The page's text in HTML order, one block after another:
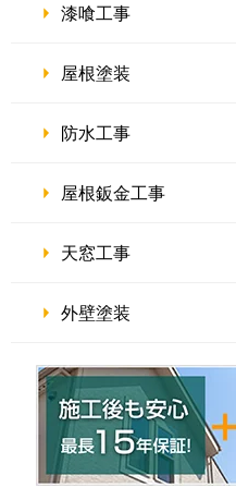
漆喰工事
屋根塗装
防水工事
屋根鈑金工事
天窓工事
外壁塗装